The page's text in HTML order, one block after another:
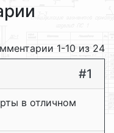
1-10 из 24
#1
в отличном